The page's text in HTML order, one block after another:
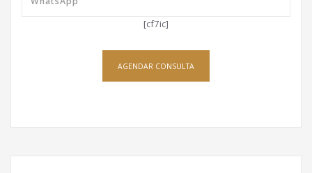
[cf7ic]
AGENDAR CONSULTA